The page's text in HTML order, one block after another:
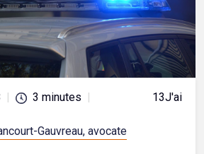
| 3 minutes |
Gauvreau, avocate
13J'aime